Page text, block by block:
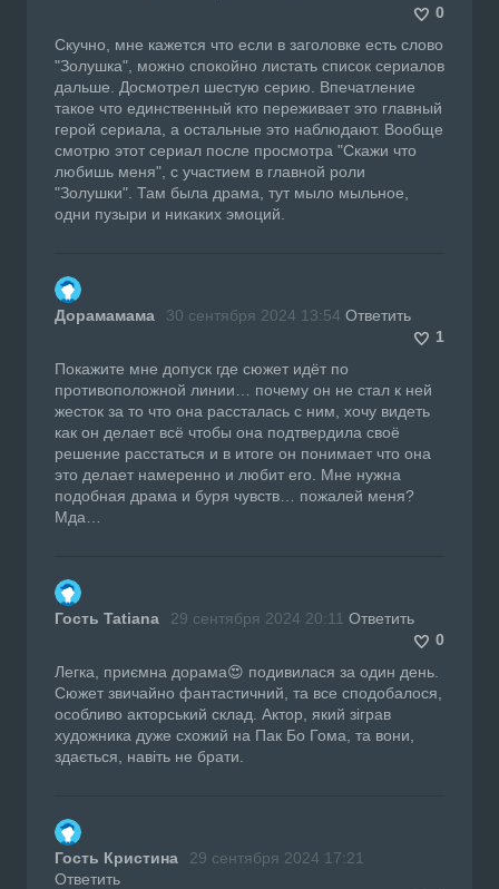
0
Скучно, мне кажется что если в заголовке есть слово
"Золушка", можно спокойно листать список сериалов
дальше. Досмотрел шестую серию. Впечатление
такое что единственный кто переживает это главный
герой сериала, а остальные это наблюдают. Вообще
смотрю этот сериал после просмотра "Скажи что
любишь меня", с участием в главной роли
"Золушки". Там была драма, тут мыло мыльное,
одни пузыри и никаких эмоций.
Дорамамама 30 сентября 2024 13:54 Ответить
1
Покажите мне допуск где сюжет идёт по
противоположной линии… почему он не стал к ней
жесток за то что она рассталась с ним, хочу видеть
как он делает всё чтобы она подтвердила своё
решение расстаться и в итоге он понимает что она
это делает намеренно и любит его. Мне нужна
подобная драма и буря чувств… пожалей меня?
Мда…
Гость Tatiana 29 сентября 2024 20:11 Ответить
0
Легка, приємна дорама😍 подивилася за один день.
Сюжет звичайно фантастичний, та все сподобалося,
особливо акторський склад. Актор, який зіграв
художника дуже схожий на Пак Бо Гома, та вони,
здається, навіть не брати.
Гость Кристина
29 сентября 2024 17:21
Ответить